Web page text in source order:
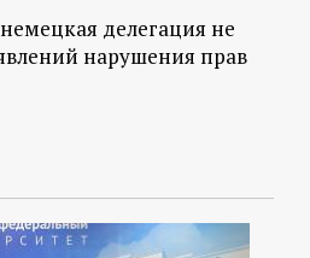
делегация не
нарушения прав